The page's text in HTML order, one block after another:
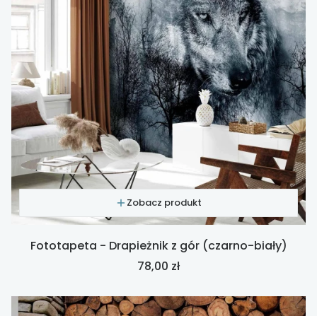
Zobacz produkt
Fototapeta - Drapieżnik z gór (czarno-biały)
Cena
78,00 zł